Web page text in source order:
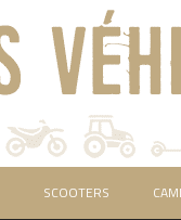
SCOOTERS